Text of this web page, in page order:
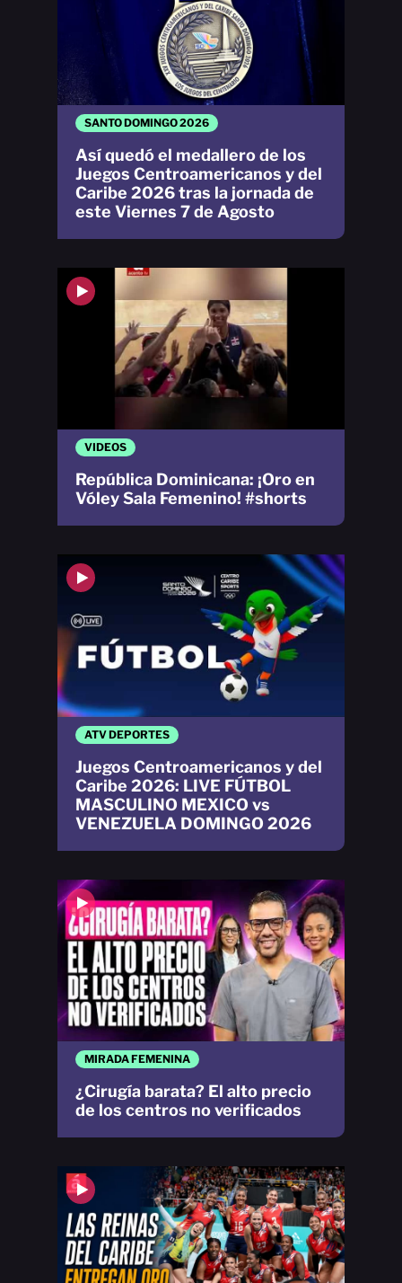
VIDEOS
República Dominicana: ¡Oro en
Vóley Sala Femenino! #shorts
SANTO DOMINGO 2026
Así quedó el medallero de los
Juegos Centroamericanos y del
Caribe 2026 tras la jornada de
este Viernes 7 de Agosto
MIRADA FEMENINA
¿Cirugía barata? El alto precio
de los centros no verificados
ATV DEPORTES
Juegos Centroamericanos y del
Caribe 2026: LIVE FÚTBOL
MASCULINO MEXICO vs
VENEZUELA DOMINGO 2026